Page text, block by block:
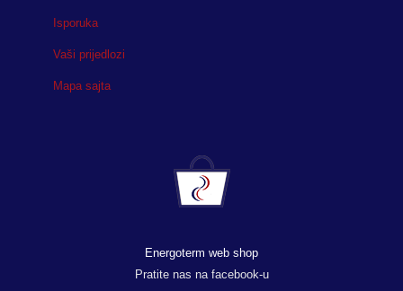
Isporuka
Vaši prijedlozi
Mapa sajta
Energoterm web shop
Pratite nas na facebook-u